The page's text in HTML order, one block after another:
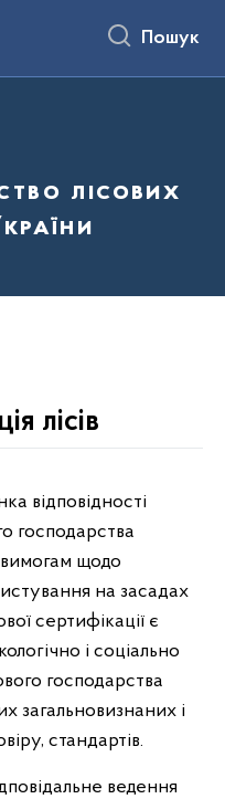
Пошук
лісових
лісів
господарства
щодо
на засадах
сертифікації є
і соціально
господарства
загальновизнаних і
стандартів.
ведення